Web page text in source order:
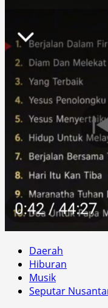
Daerah
Hiburan
Musik
Seputar